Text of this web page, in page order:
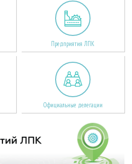
Предприятия ЛПК
Официальные делегации